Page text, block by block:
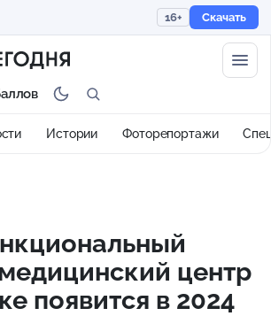
16+ Скачать
Истории Фоторепортажи
центр
появится в 2024